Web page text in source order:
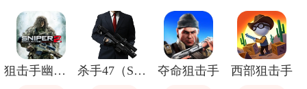
己的目标，如果你对狙击游戏感
兴趣的话，可以在这里挑选自己
感兴趣的进行下载。
狙击手幽灵战士2 杀手47（Sniper） 夺命狙击手 西部狙击手